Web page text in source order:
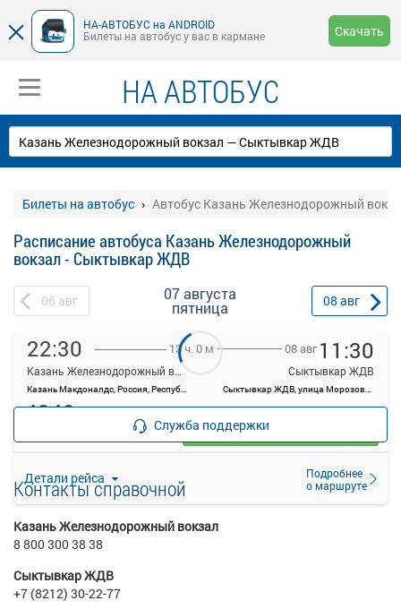
НА-АВТОБУС на ANDROID
Билеты на автобус у вас в кармане
Скачать
НА АВТОБУС
Билеты на автобус Автобус Казань Железнодорожный
Расписание автобуса Казань Железнодорожный
вокзал - Сыктывкар ЖДВ
06 авг 07 августа
пятница 08 авг
22:30
Казань Железнодорожный вокзал
Казань Макдоналдс, Россия, Республика Татарстан, Казань, ул Саид-Галеева, 4
13 ч. 0 м 08 авг 11:30
Сыктывкар ЖДВ
Сыктывкар ЖДВ, улица Морозова, 1А
Детали рейса
Подробнее
о маршруте
4340
Выбрать
Служба поддержки
Контакты справочной
Казань Железнодорожный вокзал
8 800 300 38 38
Сыктывкар ЖДВ
+7 (8212) 30-22-77